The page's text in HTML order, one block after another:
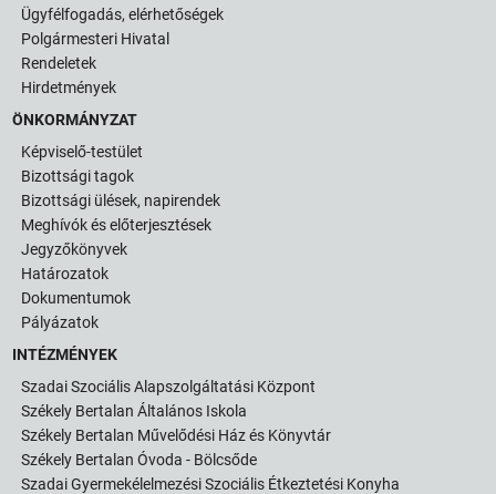
Ügyfélfogadás, elérhetőségek
Polgármesteri Hivatal
Rendeletek
Hirdetmények
ÖNKORMÁNYZAT
Képviselő-testület
Bizottsági tagok
Bizottsági ülések, napirendek
Meghívók és előterjesztések
Jegyzőkönyvek
Határozatok
Dokumentumok
Pályázatok
INTÉZMÉNYEK
Szadai Szociális Alapszolgáltatási Központ
Székely Bertalan Általános Iskola
Székely Bertalan Művelődési Ház és Könyvtár
Székely Bertalan Óvoda - Bölcsőde
Szadai Gyermekélelmezési Szociális Étkeztetési Konyha